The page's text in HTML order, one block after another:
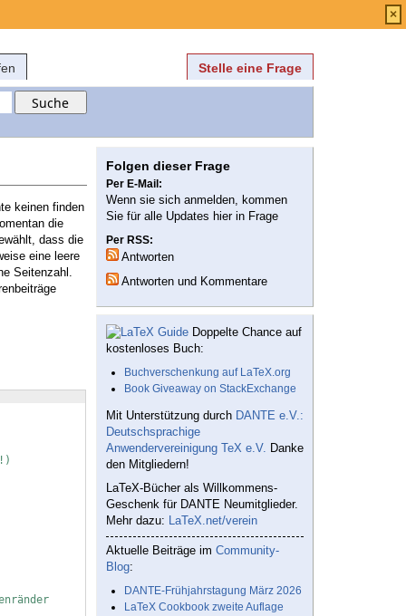
Stelle eine Frage
keinen finden
die
dass die
eine leere
Seitenzahl.
Folgen dieser Frage
Per E-Mail:
Wenn sie sich anmelden, kommen
Sie für alle Updates hier in Frage
Per RSS:
Antworten
Antworten und Kommentare
Doppelte Chance auf
kostenloses Buch:
Buchverschenkung auf LaTeX.org
Book Giveaway on StackExchange
Mit Unterstützung durch DANTE e.V.:
Deutschsprachige
Anwendervereinigung TeX e.V. Danke
den Mitgliedern!
LaTeX-Bücher als Willkommens-
Geschenk für DANTE Neumitglieder.
Mehr dazu: LaTeX.net/verein
Aktuelle Beiträge im Community-
Blog:
DANTE-Frühjahrstagung März 2026
LaTeX Cookbook zweite Auflage
×